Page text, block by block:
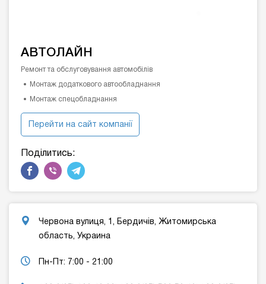
АВТОЛАЙН
Ремонт та обслуговування автомобілів
Монтаж додаткового автообладнання
Монтаж спецобладнання
Перейти на сайт компанії
Поділитись:
Червона вулиця, 1, Бердичів, Житомирська
область, Украина
Пн-Пт: 7:00 - 21:00